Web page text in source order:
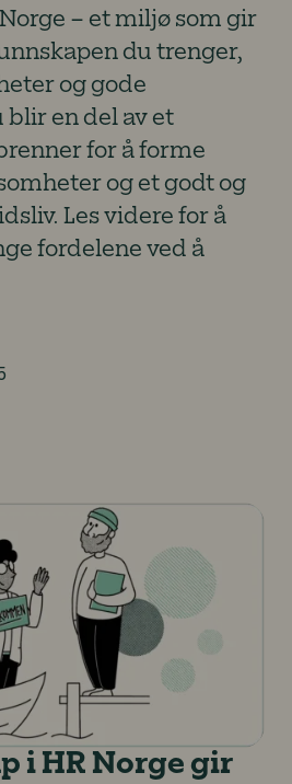
– et miljø som gir
du trenger,
og gode
blir en del av et
for å forme
og et godt og
Les videre for å
fordelene ved å
i HR Norge gir